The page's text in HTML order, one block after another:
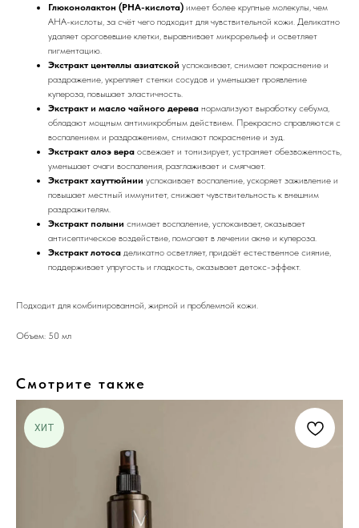
Глюконолактон (PHA-кислота) имеет более крупные молекулы, чем
AHA-кислоты, за счёт чего подходит для чувствительной кожи. Деликатно
удаляет ороговевшие клетки, выравнивает микрорельеф и осветляет
пигментацию.
Экстракт центеллы азиатской успокаивает, снимает покраснение и
раздражение, укрепляет стенки сосудов и уменьшает проявление
купероза, повышает эластичность.
Экстракт и масло чайного дерева нормализуют выработку себума,
обладают мощным антимикробным действием. Прекрасно справляются с
воспалением и раздражением, снимают покраснение и зуд.
Экстракт алоэ вера освежает и тонизирует, устраняет обезвоженность,
уменьшает очаги воспаления, разглаживает и смягчает.
Экстракт хауттюйнии успокаивает воспаление, ускоряет заживление и
повышает местный иммунитет, снижает чувствительность к внешним
раздражителям.
Экстракт полыни снимает воспаление, успокаивает, оказывает
антисептическое воздействие, помогает в лечении акне и купероза.
Экстракт лотоса деликатно осветляет, придаёт естественное сияние,
поддерживает упругость и гладкость, оказывает детокс-эффект.
Подходит для комбинированной, жирной и проблемной кожи.
Объем: 50 мл
Смотрите также
ХИТ